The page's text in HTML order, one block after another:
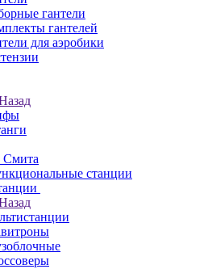
гантели
гантелей
для аэробики
станции